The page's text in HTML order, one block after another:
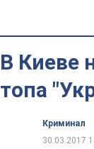
В Киеве
топа
Криминал
30.03.2017